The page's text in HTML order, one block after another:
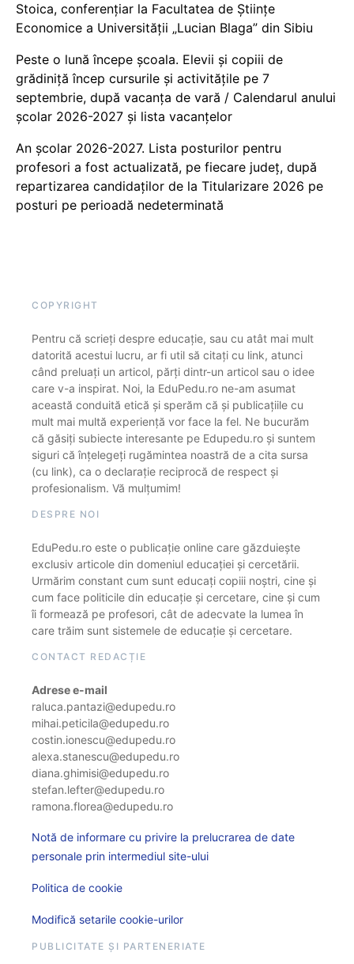
Stoica, conferențiar la Facultatea de Științe
Economice a Universității „Lucian Blaga” din Sibiu
Peste o lună începe școala. Elevii și copiii de
grădiniță încep cursurile și activitățile pe 7
septembrie, după vacanța de vară / Calendarul anului
școlar 2026-2027 și lista vacanțelor
An școlar 2026-2027. Lista posturilor pentru
profesori a fost actualizată, pe fiecare județ, după
repartizarea candidaților de la Titularizare 2026 pe
posturi pe perioadă nedeterminată
COPYRIGHT
Pentru că scrieți despre educație, sau cu atât mai mult
datorită acestui lucru, ar fi util să citați cu link, atunci
când preluați un articol, părți dintr-un articol sau o idee
care v-a inspirat. Noi, la EduPedu.ro ne-am asumat
această conduită etică și sperăm că și publicațiile cu
mult mai multă experiență vor face la fel. Ne bucurăm
că găsiți subiecte interesante pe Edupedu.ro și suntem
siguri că înțelegeți rugămintea noastră de a cita sursa
(cu link), ca o declarație reciprocă de respect și
profesionalism. Vă mulțumim!
DESPRE NOI
EduPedu.ro este o publicație online care găzduiește
exclusiv articole din domeniul educației și cercetării.
Urmărim constant cum sunt educați copiii noștri, cine și
cum face politicile din educație și cercetare, cine și cum
îi formează pe profesori, cât de adecvate la lumea în
care trăim sunt sistemele de educație și cercetare.
CONTACT REDACȚIE
Adrese e-mail
raluca.pantazi@edupedu.ro
mihai.peticila@edupedu.ro
costin.ionescu@edupedu.ro
alexa.stanescu@edupedu.ro
diana.ghimisi@edupedu.ro
stefan.lefter@edupedu.ro
ramona.florea@edupedu.ro
Notă de informare cu privire la prelucrarea de date
personale prin intermediul site-ului
Politica de cookie
Modifică setarile cookie-urilor
PUBLICITATE ȘI PARTENERIATE